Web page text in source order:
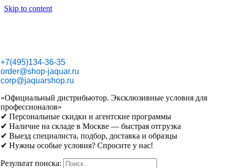
Skip to content
+7(495)134-36-35
order@shop-jaquar.ru
corp@jaquarshop.ru
«Официальный дистрибьютор. Эксклюзивные условия для
профессионалов»
✔ Персональные скидки и агентские программы
✔ Наличие на складе в Москве — быстрая отгрузка
✔ Выезд специалиста, подбор, доставка и образцы
✔ Нужны особые условия? Спросите у нас!
Результат поиска: